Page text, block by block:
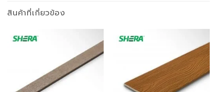
สินค้าที่เกี่ยวข้อง